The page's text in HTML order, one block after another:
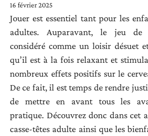
16 février 2025
Jouer est essentiel tant pour les
adultes. Auparavant, le jeu de
considéré comme un loisir désuet
qu’il est à la fois relaxant et
nombreux effets positifs sur le
De ce fait, il est temps de rendre
de mettre en avant tous les
pratique. Découvrez donc dans cet
casse-têtes adulte ainsi que les